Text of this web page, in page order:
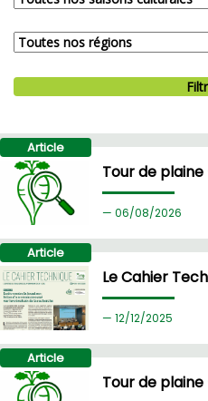
Article
Tour de
06/08/2026
Article
Le Cahier
12/12/2025
Article
Tour de